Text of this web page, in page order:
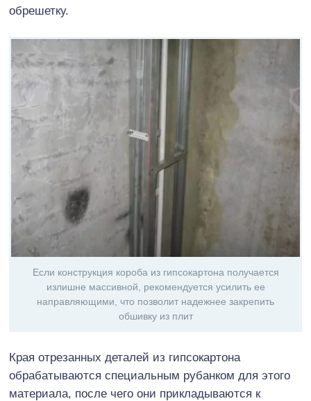
обрешетку.
Если конструкция короба из гипсокартона получается
излишне массивной, рекомендуется усилить ее
направляющими, что позволит надежнее закрепить
обшивку из плит
Края отрезанных деталей из гипсокартона
обрабатываются специальным рубанком для этого
материала, после чего они прикладываются к